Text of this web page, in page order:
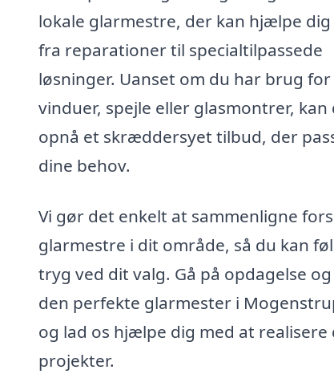
lokale glarmestre, der kan hjælpe
fra reparationer til specialtilpassede
løsninger. Uanset om du har brug for
vinduer, spejle eller glasmontrer, kan
opnå et skræddersyet tilbud, der
dine behov.
Vi gør det enkelt at sammenligne
glarmestre i dit område, så du kan
tryg ved dit valg. Gå på opdagelse
den perfekte glarmester i
og lad os hjælpe dig med at realisere
projekter.